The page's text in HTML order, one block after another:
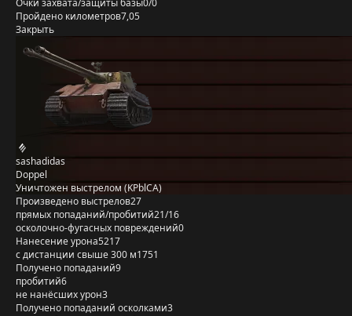
Очки захвата/защиты базы0/0
Пройдено километров7,05
Закрыть
sashadidas
Doppel
Уничтожен выстрелом (KPblCA)
Произведено выстрелов27
прямых попаданий/пробитий21/16
осколочно-фугасных повреждений0
Нанесение урона5217
с дистанции свыше 300 м1751
Получено попаданий9
пробитий6
не нанёсших урон3
Получено попаданий осколками3